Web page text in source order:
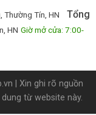
Thường Tín, HN
Tổng
HN Giờ mở cửa: 7:00-
| Xin ghi rõ nguồn
từ website này.